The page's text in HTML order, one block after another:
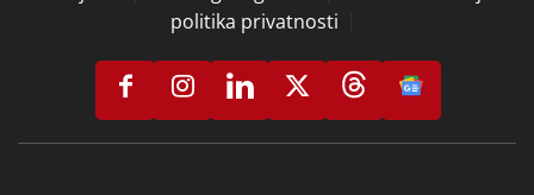
politika privatnosti